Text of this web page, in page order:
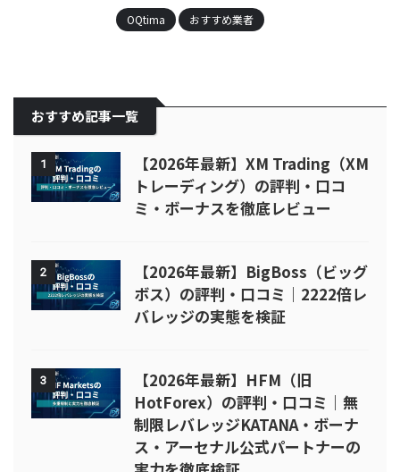
OQtima おすすめ業者
おすすめ記事一覧
1
【2026年最新】XM Trading（XM
トレーディング）の評判・口コ
ミ・ボーナスを徹底レビュー
2
【2026年最新】BigBoss（ビッグ
ボス）の評判・口コミ｜2222倍レ
バレッジの実態を検証
3
【2026年最新】HFM（旧
HotForex）の評判・口コミ｜無
制限レバレッジKATANA・ボーナ
ス・アーセナル公式パートナーの